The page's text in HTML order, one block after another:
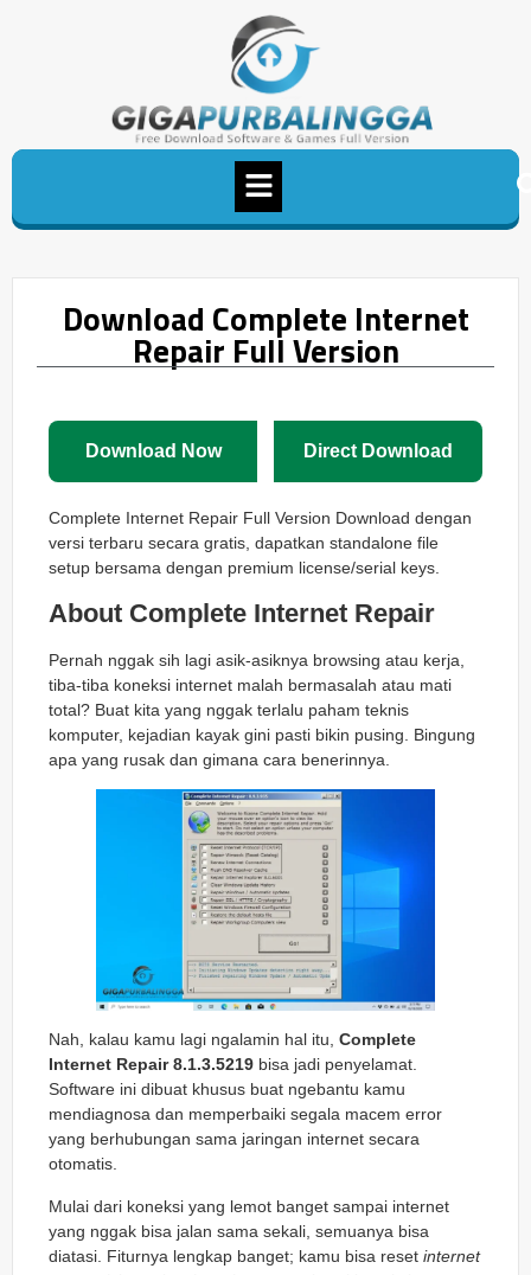
Download Complete Internet
Repair Full Version
Download Now Direct Download
Complete Internet Repair Full Version Download dengan
versi terbaru secara gratis, dapatkan standalone file
setup bersama dengan premium license/serial keys.
About Complete Internet Repair
Pernah nggak sih lagi asik-asiknya browsing atau kerja,
tiba-tiba koneksi internet malah bermasalah atau mati
total? Buat kita yang nggak terlalu paham teknis
komputer, kejadian kayak gini pasti bikin pusing. Bingung
apa yang rusak dan gimana cara benerinnya.
Nah, kalau kamu lagi ngalamin hal itu, Complete
Internet Repair 8.1.3.5219 bisa jadi penyelamat.
Software ini dibuat khusus buat ngebantu kamu
mendiagnosa dan memperbaiki segala macem error
yang berhubungan sama jaringan internet secara
otomatis.
Mulai dari koneksi yang lemot banget sampai internet
yang nggak bisa jalan sama sekali, semuanya bisa
diatasi. Fiturnya lengkap banget; kamu bisa reset internet